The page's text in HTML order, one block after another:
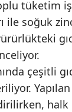
tüketim
soğuk
çeşitli
halk